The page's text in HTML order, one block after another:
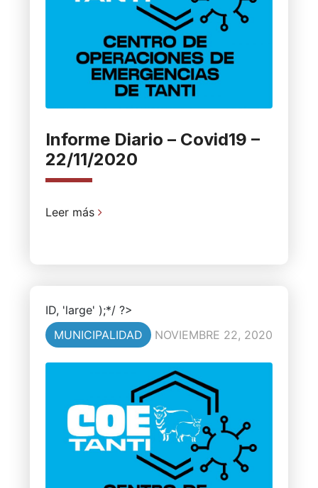
Informe Diario – Covid19 –
22/11/2020
Leer más
ID, 'large' );*/ ?>
MUNICIPALIDAD
NOVIEMBRE 22, 2020